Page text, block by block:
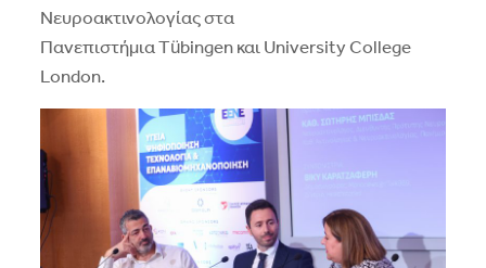
Νευροακτινολογίας στα
Πανεπιστήμια Tübingen και University College
London.